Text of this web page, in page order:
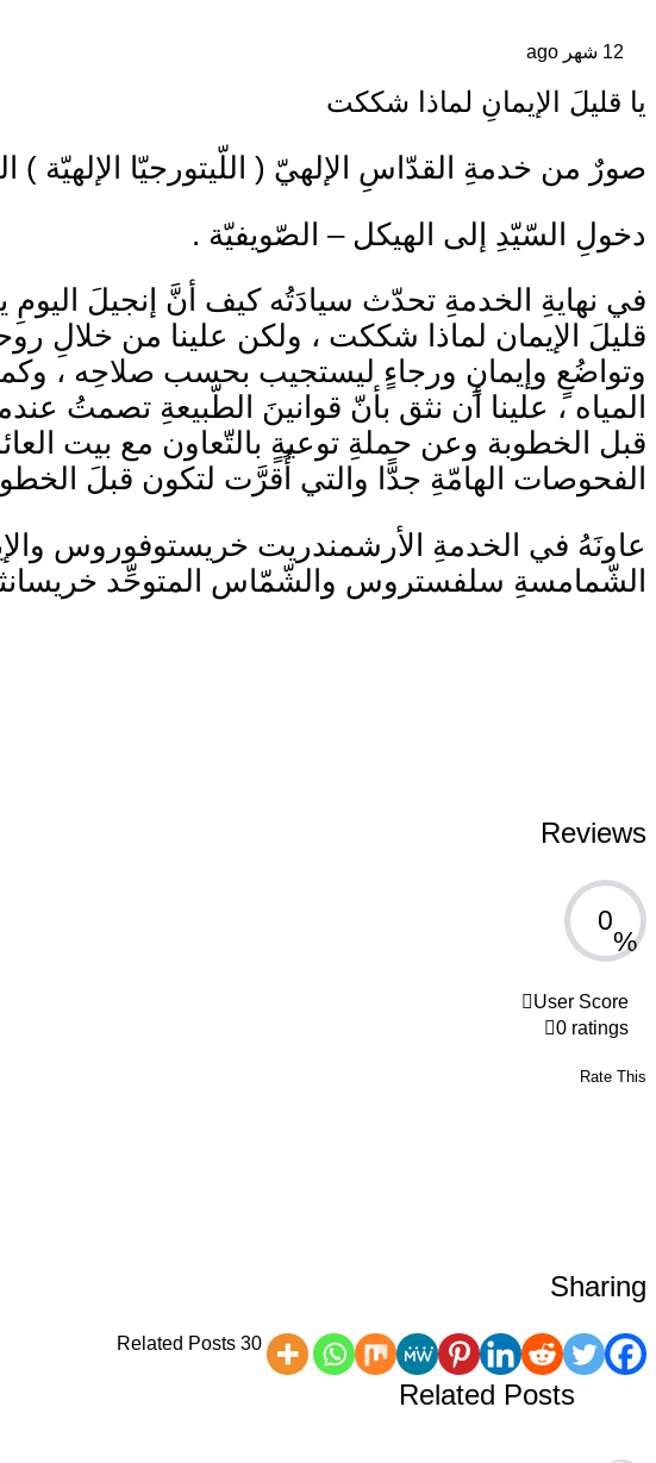
12 شهر ago
يا قليلَ الإيمانِ لماذا شككت
صورٌ من خدمةِ القدّاسِ الإلهيّ ( اللّيتورجيّا
دخولِ السّيّدِ إلى الهيكل – الصّويفيّة .
في نهايةِ الخدمةِ تحدّث سيادَتُه كيف أنَّ إنجيلَ اليومِ
قليلَ الإيمان لماذا شككت ، ولكن علينا من خلالِ
وتواضُعٍ وإيمانٍ ورجاءٍ ليستجيب بحسب صلاحِه ،
المياه ، علينا أن نثق بأنّ قوانينَ الطّبيعةِ تصمتُ
قبل الخطوبة وعن حملةِ توعيةٍ بالتّعاون مع بيت
الفحوصات الهامّةِ جدًّا والتي أُقرَّت لتكون قبلَ
عاونَهُ في الخدمةِ الأرشمندريت خريستوفوروس
الشّمامسةِ سلفستروس والشّمّاس المتوحِّد
Reviews
0
%
User Score
0 ratings
Rate This
Sharing
30 Related Posts
Related Posts